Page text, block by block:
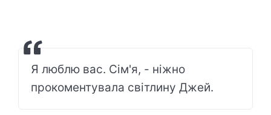
Я люблю вас. Сім'я, - ніжно
прокоментувала світлину Джей.